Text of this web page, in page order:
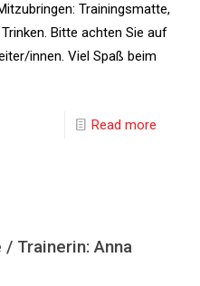
Trainingsmatte,
Bitte achten Sie auf
innen. Viel Spaß beim
Read more
Trainerin: Anna